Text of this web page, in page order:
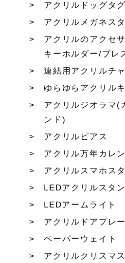
アクリルドッグタグ
アクリルメガネス
アクリルのアクセ
キーホルダー/ブレ
連結用アクリルチ
ゆらゆらアクリル
アクリルジオラマ(
ンド)
アクリルピアス
アクリル万年カレ
アクリルスマホス
LEDアクリルスタ
LEDアームライト
アクリルドアプレ
ペーパーウェイト
アクリルクリスマ